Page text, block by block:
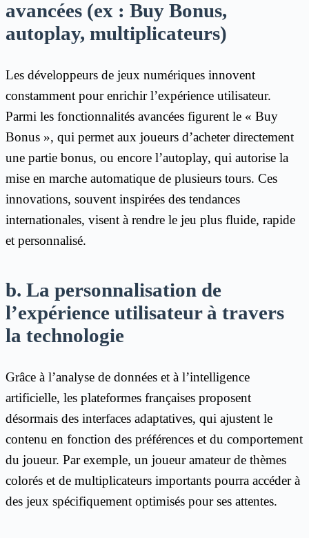
avancées (ex : Buy Bonus,
autoplay, multiplicateurs)
Les développeurs de jeux numériques innovent
constamment pour enrichir l’expérience utilisateur.
Parmi les fonctionnalités avancées figurent le « Buy
Bonus », qui permet aux joueurs d’acheter directement
une partie bonus, ou encore l’autoplay, qui autorise la
mise en marche automatique de plusieurs tours. Ces
innovations, souvent inspirées des tendances
internationales, visent à rendre le jeu plus fluide, rapide
et personnalisé.
b. La personnalisation de
l’expérience utilisateur à travers
la technologie
Grâce à l’analyse de données et à l’intelligence
artificielle, les plateformes françaises proposent
désormais des interfaces adaptatives, qui ajustent le
contenu en fonction des préférences et du comportement
du joueur. Par exemple, un joueur amateur de thèmes
colorés et de multiplicateurs importants pourra accéder à
des jeux spécifiquement optimisés pour ses attentes.